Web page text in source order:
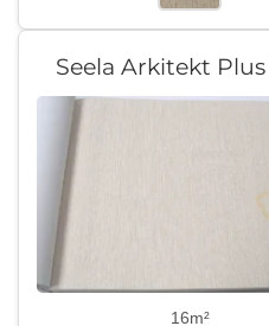
Seela Arkitekt Plus
16m²